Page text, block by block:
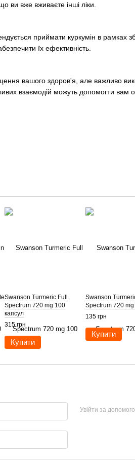
ви вже вживаєте інші ліки.
приймати куркумін в рамках
їх ефективність.
вашого здоров'я, але важливо
взаємодій можуть допомогти вам
Swanson Turmeric Full
Spectrum 720 mg 100
капсул
315 грн
Купити
Swanson
Spectrum 720 mg
135 грн
Купити
Увійти за